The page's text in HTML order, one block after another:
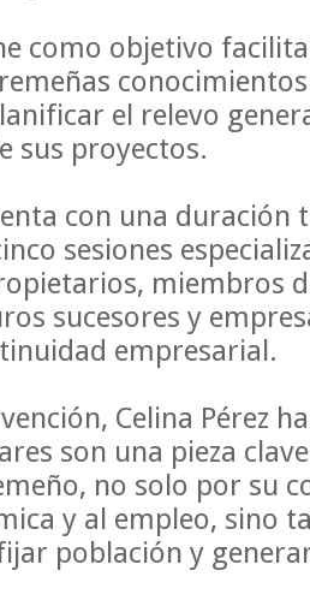
como objetivo
el relevo
sus proyectos.
con una duración
sesiones
miembros
sucesores y
empresarial.
Celina Pérez
son una pieza
no solo por su
y al empleo, sino
población y